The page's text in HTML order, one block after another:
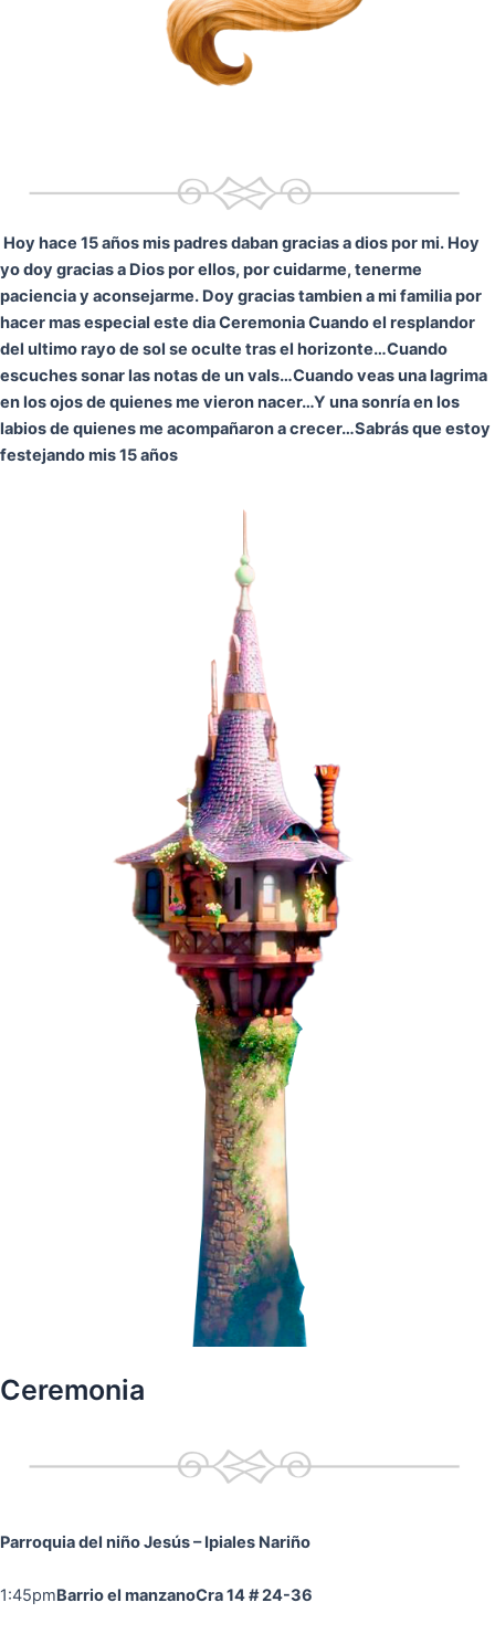
Hoy hace 15 años mis padres daban gracias a dios por mi. Hoy
yo doy gracias a Dios por ellos, por cuidarme, tenerme
paciencia y aconsejarme. Doy gracias tambien a mi familia por
hacer mas especial este dia CeremoniaCuando el resplandor
del ultimo rayo de sol se oculte tras el horizonte…Cuando
escuches sonar las notas de un vals…Cuando veas una lagrima
en los ojos de quienes me vieron nacer…Y una sonría en los
labios de quienes me acompañaron a crecer…Sabrás que estoy
festejando mis 15 años
Ceremonia
Parroquia del niño Jesús– Ipiales Nariño
1:45pmBarrio el manzanoCra 14 # 24-36